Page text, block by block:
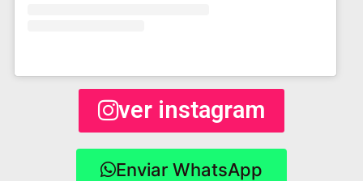
ver instagram
Enviar WhatsApp